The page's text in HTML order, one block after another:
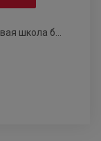
школа б...